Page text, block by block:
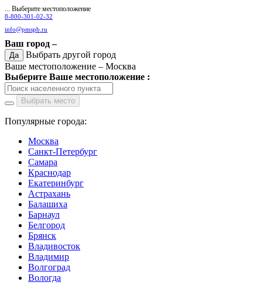
... Выберите местоположение
8-800-301-02-32
info@pmspb.ru
Ваш город –
Да
Выбрать другой город
Ваше местоположение – Москва
Выберите Ваше местоположение :
Выбрать место
Популярные города:
Москва
Санкт-Петербург
Самара
Краснодар
Екатеринбург
Астрахань
Балашиха
Барнаул
Белгород
Брянск
Владивосток
Владимир
Волгоград
Вологда